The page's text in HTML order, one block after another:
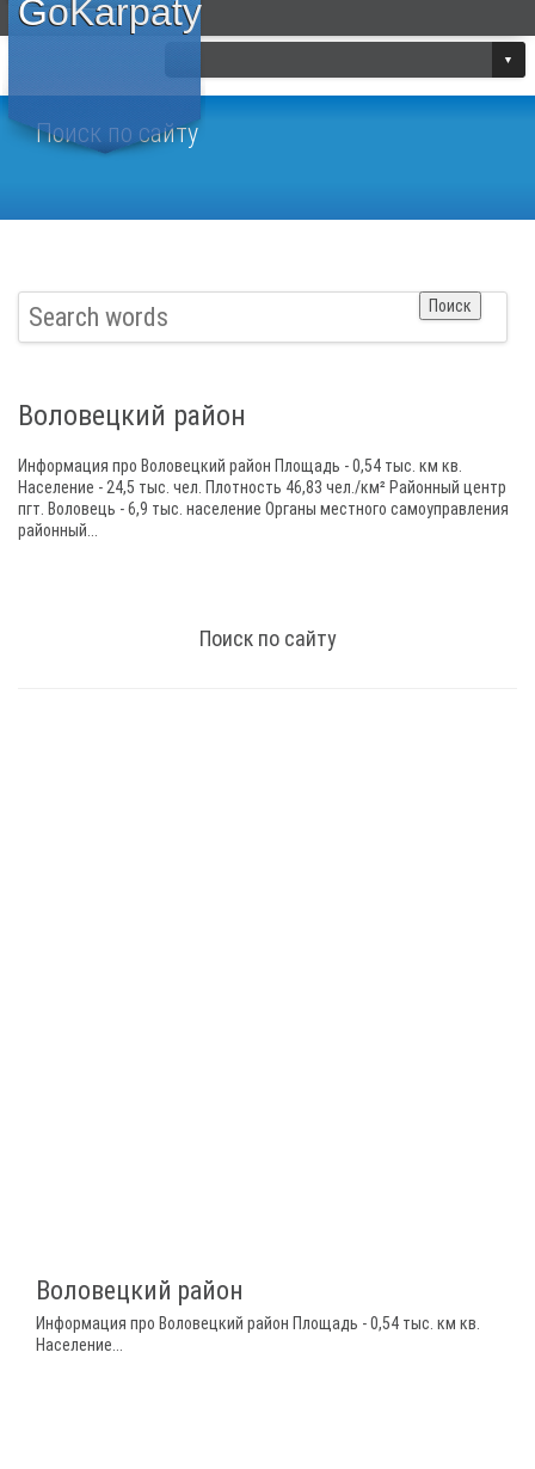
GoKarpaty
Поиск по сайту
Воловецкий район
Информация про Воловецкий район Площадь - 0,54 тыс. км кв.
Население - 24,5 тыс. чел. Плотность 46,83 чел./км² Районный центр
пгт. Воловець - 6,9 тыс. население Органы местного самоуправления
районный...
Поиск по сайту
Воловецкий район
Информация про Воловецкий район Площадь - 0,54 тыс. км кв.
Население...